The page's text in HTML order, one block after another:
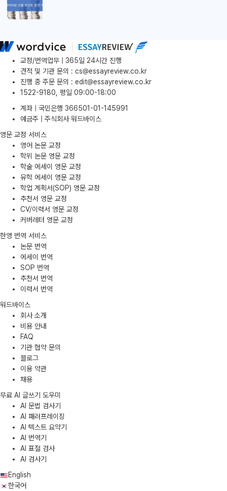
교정/번역업무 | 365일 24시간 진행
견적 및 기관 문의 : cs@essayreview.co.kr
진행 중 주문 문의 : edit@essayreview.co.kr
1522-9180, 평일 09:00-18:00
계좌 | 국민은행 366501-01-145991
예금주 | 주식회사 워드바이스
영문 교정 서비스
영어 논문 교정
학위 논문 영문 교정
학술 에세이 영문 교정
유학 에세이 영문 교정
학업 계획서(SOP) 영문 교정
추천서 영문 교정
CV/이력서 영문 교정
커버레터 영문 교정
한영 번역 서비스
논문 번역
에세이 번역
SOP 번역
추천서 번역
이력서 번역
워드바이스
회사 소개
비용 안내
FAQ
기관 협약 문의
블로그
이용 약관
채용
무료 AI 글쓰기 도우미
AI 문법 검사기
AI 패러프레이징
AI 텍스트 요약기
AI 번역기
AI 표절 검사
AI 검사기
English
한국어